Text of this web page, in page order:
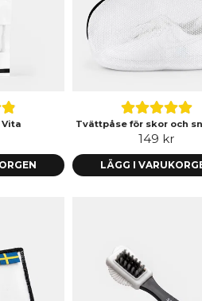
Tvättpåse för skor och
149 kr
LÄGG I